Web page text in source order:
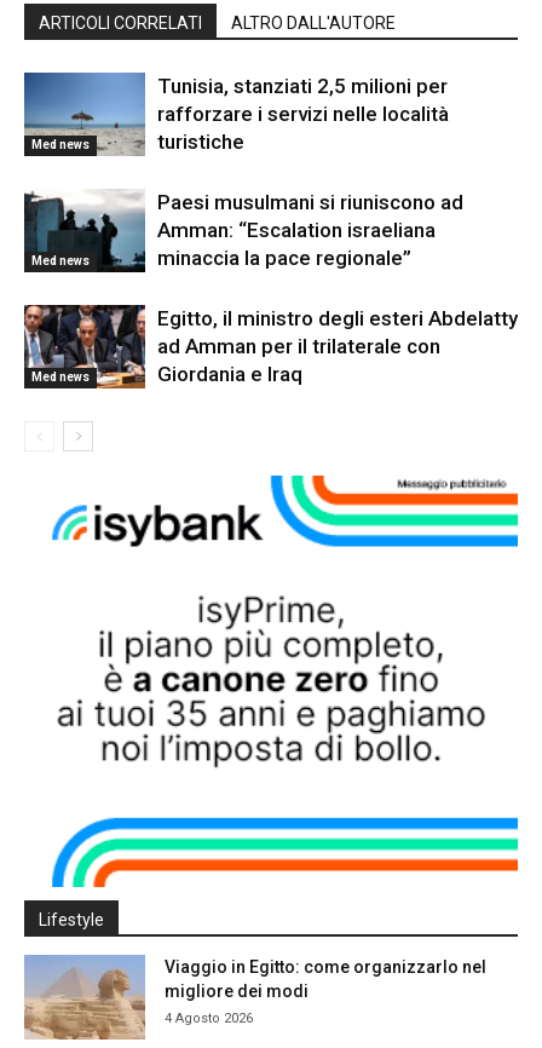
ARTICOLI CORRELATI ALTRO DALL'AUTORE
Med news
Tunisia, stanziati 2,5 milioni per
rafforzare i servizi nelle località
turistiche
Med news
Paesi musulmani si riuniscono ad
Amman: “Escalation israeliana
minaccia la pace regionale”
Med news
Egitto, il ministro degli esteri Abdelatty
ad Amman per il trilaterale con
Giordania e Iraq
Lifestyle
Viaggio in Egitto: come organizzarlo nel
migliore dei modi
4 Agosto 2026